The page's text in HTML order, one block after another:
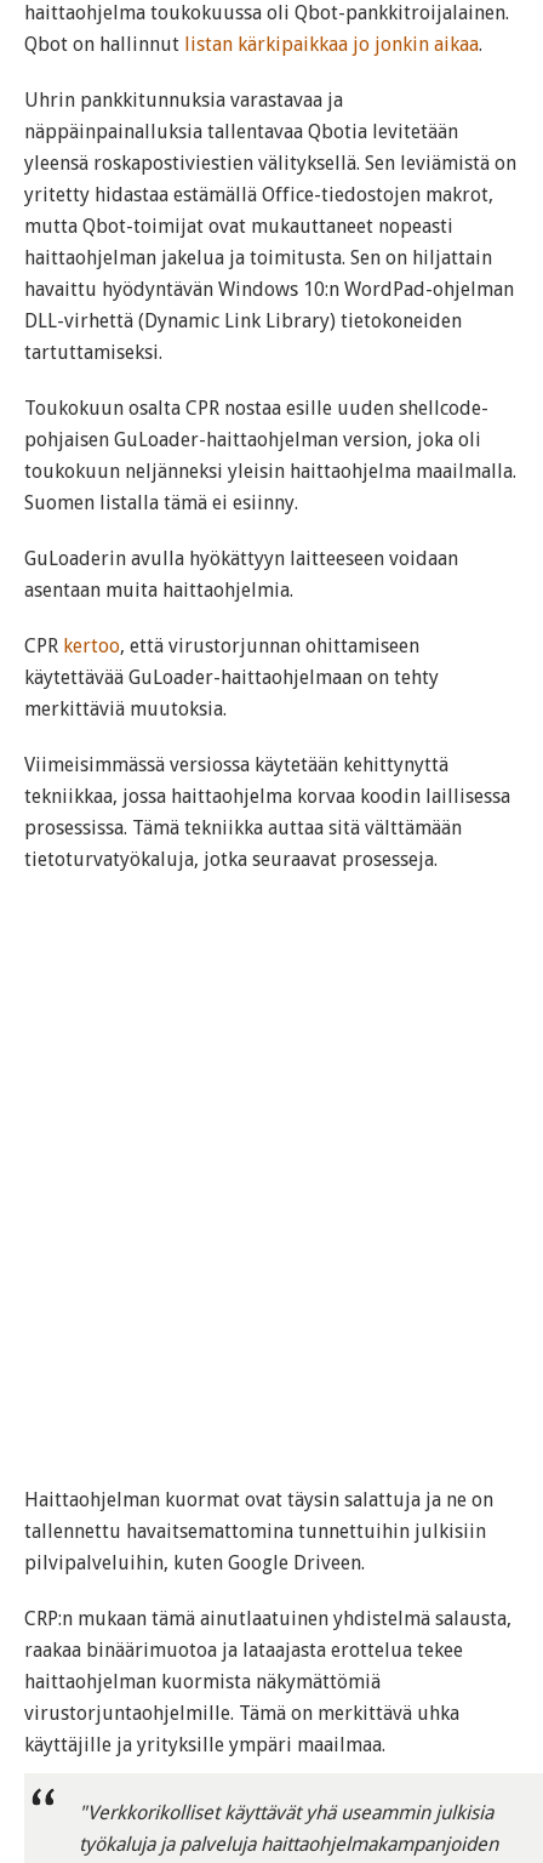
haittaohjelma toukokuussa oli Qbot-pankkitroijalainen.
Qbot on hallinnut listan kärkipaikkaa jo jonkin aikaa.
Uhrin pankkitunnuksia varastavaa ja
näppäinpainalluksia tallentavaa Qbotia levitetään
yleensä roskapostiviestien välityksellä. Sen leviämistä on
yritetty hidastaa estämällä Office-tiedostojen makrot,
mutta Qbot-toimijat ovat mukauttaneet nopeasti
haittaohjelman jakelua ja toimitusta. Sen on hiljattain
havaittu hyödyntävän Windows 10:n WordPad-ohjelman
DLL-virhettä (Dynamic Link Library) tietokoneiden
tartuttamiseksi.
Toukokuun osalta CPR nostaa esille uuden shellcode-
pohjaisen GuLoader-haittaohjelman version, joka oli
toukokuun neljänneksi yleisin haittaohjelma maailmalla.
Suomen listalla tämä ei esiinny.
GuLoaderin avulla hyökättyyn laitteeseen voidaan
asentaan muita haittaohjelmia.
CPR kertoo, että virustorjunnan ohittamiseen
käytettävää GuLoader-haittaohjelmaan on tehty
merkittäviä muutoksia.
Viimeisimmässä versiossa käytetään kehittynyttä
tekniikkaa, jossa haittaohjelma korvaa koodin laillisessa
prosessissa. Tämä tekniikka auttaa sitä välttämään
tietoturvatyökaluja, jotka seuraavat prosesseja.
Haittaohjelman kuormat ovat täysin salattuja ja ne on
tallennettu havaitsemattomina tunnettuihin julkisiin
pilvipalveluihin, kuten Google Driveen.
CRP:n mukaan tämä ainutlaatuinen yhdistelmä salausta,
raakaa binäärimuotoa ja lataajasta erottelua tekee
haittaohjelman kuormista näkymättömiä
virustorjuntaohjelmille. Tämä on merkittävä uhka
käyttäjille ja yrityksille ympäri maailmaa.
"Verkkorikolliset käyttävät yhä useammin julkisia
työkaluja ja palveluja haittaohjelmakampanjoiden